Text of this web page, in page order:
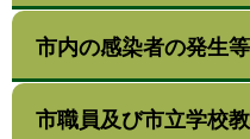
市内の感染者の発生
市職員及び市立学校